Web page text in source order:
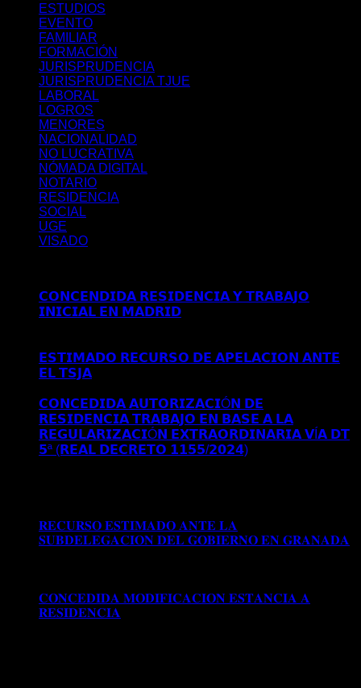
ESTUDIOS
EVENTO
FAMILIAR
FORMACIÓN
JURISPRUDENCIA
JURISPRUDENCIA TJUE
LABORAL
LOGROS
MENORES
NACIONALIDAD
NO LUCRATIVA
NÓMADA DIGITAL
NOTARIO
RESIDENCIA
SOCIAL
UGE
VISADO
𝗖𝗢𝗡𝗖𝗘𝗡𝗗𝗜𝗗𝗔 𝗥𝗘𝗦𝗜𝗗𝗘𝗡𝗖𝗜𝗔 𝗬 𝗧𝗥𝗔𝗕𝗔𝗝𝗢
𝗜𝗡𝗜𝗖𝗜𝗔𝗟 𝗘𝗡 𝗠𝗔𝗗𝗥𝗜𝗗
𝗘𝗦𝗧𝗜𝗠𝗔𝗗𝗢 𝗥𝗘𝗖𝗨𝗥𝗦𝗢 𝗗𝗘 𝗔𝗣𝗘𝗟𝗔𝗖𝗜𝗢𝗡 𝗔𝗡𝗧𝗘
𝗘𝗟 𝗧𝗦𝗝𝗔
𝗖𝗢𝗡𝗖𝗘𝗗𝗜𝗗𝗔 𝗔𝗨𝗧𝗢𝗥𝗜𝗭𝗔𝗖𝗜Ó𝗡 𝗗𝗘
𝗥𝗘𝗦𝗜𝗗𝗘𝗡𝗖𝗜𝗔 𝗧𝗥𝗔𝗕𝗔𝗝𝗢 𝗘𝗡 𝗕𝗔𝗦𝗘 𝗔 𝗟𝗔
𝗥𝗘𝗚𝗨𝗟𝗔𝗥𝗜𝗭𝗔𝗖𝗜Ó𝗡 𝗘𝗫𝗧𝗥𝗔𝗢𝗥𝗗𝗜𝗡𝗔𝗥𝗜𝗔 𝗩Í𝗔 𝗗𝗧
𝟱ª (𝗥𝗘𝗔𝗟 𝗗𝗘𝗖𝗥𝗘𝗧𝗢 𝟭𝟭𝟱𝟱/𝟮𝟬𝟮𝟰)
𝐑𝐄𝐂𝐔𝐑𝐒𝐎 𝐄𝐒𝐓𝐈𝐌𝐀𝐃𝐎 𝐀𝐍𝐓𝐄 𝐋𝐀
𝐒𝐔𝐁𝐃𝐄𝐋𝐄𝐆𝐀𝐂𝐈𝐎𝐍 𝐃𝐄𝐋 𝐆𝐎𝐁𝐈𝐄𝐑𝐍𝐎 𝐄𝐍 𝐆𝐑𝐀𝐍𝐀𝐃𝐀
𝐂𝐎𝐍𝐂𝐄𝐃𝐈𝐃𝐀 𝐌𝐎𝐃𝐈𝐅𝐈𝐂𝐀𝐂𝐈𝐎𝐍 𝐄𝐒𝐓𝐀𝐍𝐂𝐈𝐀 𝐀
𝐑𝐄𝐒𝐈𝐃𝐄𝐍𝐂𝐈𝐀